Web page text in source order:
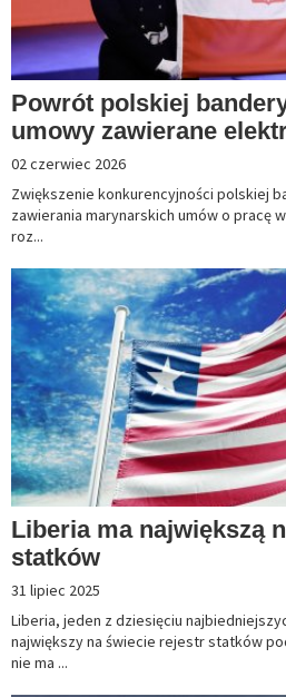
Powrót polskiej
umowy zawierane
02 czerwiec 2026
Zwiększenie konkurencyjności polskiej
zawierania marynarskich umów o pracę
roz...
Liberia ma największą
statków
31 lipiec 2025
Liberia, jeden z dziesięciu
największy na świecie rejestr statków
nie ma ...